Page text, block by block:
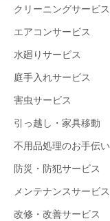
クリーニングサービス
エアコンサービス
水廻りサービス
庭手入れサービス
害虫サービス
引っ越し・家具移動
不用品処理のお手伝い
防災・防犯サービス
メンテナンスサービス
改修・改善サービス